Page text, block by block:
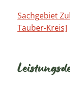
Sachgebiet
Tauber-Kreis]